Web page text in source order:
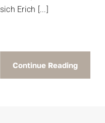
sich Erich [...]
Continue Reading